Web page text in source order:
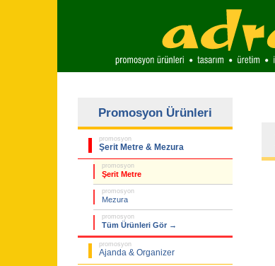
Promosyon Ürünleri
promosyon
Şerit Metre & Mezura
promosyon
Şerit Metre
promosyon
Mezura
promosyon
Tüm Ürünleri Gör →
promosyon
Ajanda & Organizer